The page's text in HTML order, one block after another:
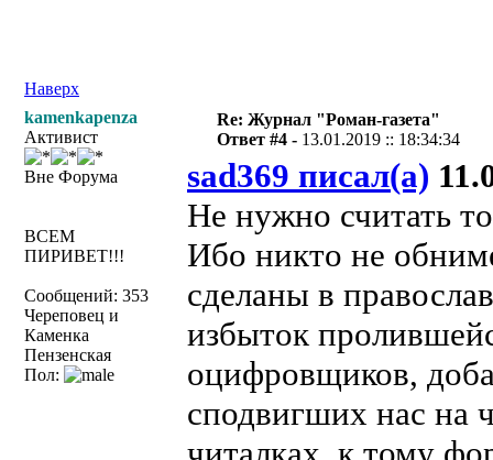
Наверх
kamenkapenza
Активист
Вне Форума
ВСЕМ
ПИРИВЕТ!!!
Сообщений: 353
Череповец и
Каменка
Пензенская
Пол:
Re: Журнал "Роман-газета"
Ответ #4 - 13.01.2019 :: 18:34:34
sad369 писал(а)
Не нужно считать
Ибо никто не
сделаны в
избыток
оцифровщиков,
сподвигших нас на